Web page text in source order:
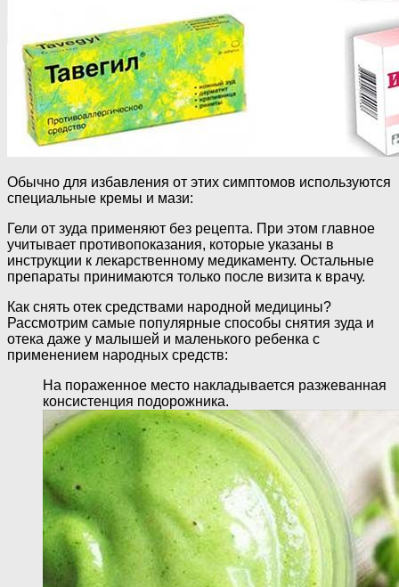
Обычно для избавления от этих симптомов используются
специальные кремы и мази:
Гели от зуда применяют без рецепта. При этом главное
учитывает противопоказания, которые указаны в
инструкции к лекарственному медикаменту. Остальные
препараты принимаются только после визита к врачу.
Как снять отек средствами народной медицины?
Рассмотрим самые популярные способы снятия зуда и
отека даже у малышей и маленького ребенка с
применением народных средств:
На пораженное место накладывается разжеванная
консистенция подорожника.